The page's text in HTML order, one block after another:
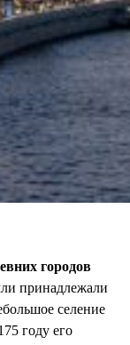
городов
принадлежали
селение
году его